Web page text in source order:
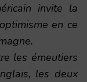
invite la
en ce
les émeutiers
les deux